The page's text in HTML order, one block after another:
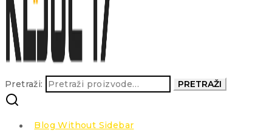
Pretraži: PRETRAŽI
Blog Without Sidebar